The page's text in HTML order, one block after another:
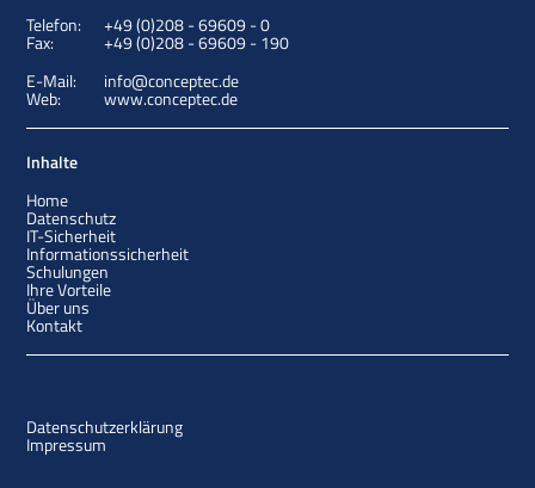
Telefon:
+49 (0)208 - 69609 - 0
Fax:
+49 (0)208 - 69609 - 190
E-Mail:
info@conceptec.de
Web: www.conceptec.de
Inhalte
Home
Datenschutz
IT-Sicherheit
Informationssicherheit
Schulungen
Ihre Vorteile
Über uns
Kontakt
Datenschutzerklärung
Impressum